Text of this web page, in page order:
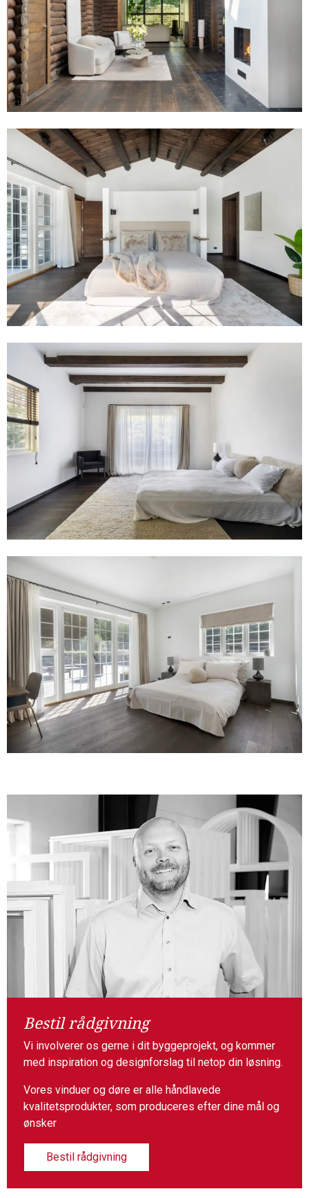
Bestil rådgivning
Vi involverer os gerne i dit byggeprojekt, og kommer
med inspiration og designforslag til netop din løsning.
Vores vinduer og døre er alle håndlavede
kvalitetsprodukter, som produceres efter dine mål og
ønsker
Bestil rådgivning